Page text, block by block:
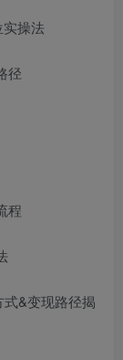
操法
径
程
&变现路径揭